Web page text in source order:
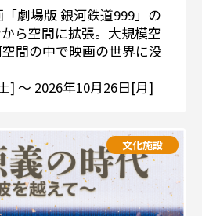
劇場版 銀河鉄道999」の
ら空間に拡張。大規模空
間の中で映画の世界に没
] 〜 2026年10月26日[月]
文化施設